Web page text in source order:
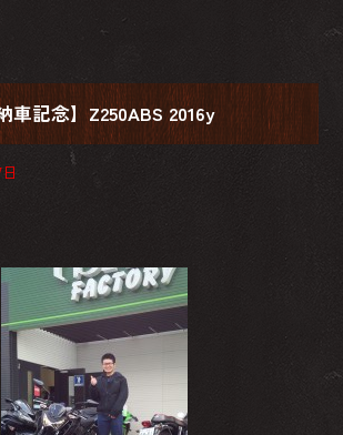
納車記念】Z250ABS 2016y
ne